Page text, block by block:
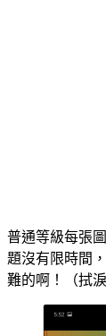
普通等級每張
題沒有限時間
難的啊！（拭